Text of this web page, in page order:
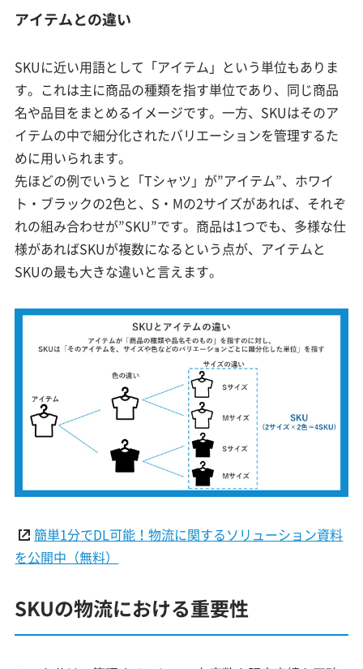
アイテムとの違い
SKUに近い用語として「アイテム」という単位もありま
す。これは主に商品の種類を指す単位であり、同じ商品
名や品目をまとめるイメージです。一方、SKUはそのア
イテムの中で細分化されたバリエーションを管理するた
めに用いられます。
先ほどの例でいうと「Tシャツ」が”アイテム”、ホワイ
ト・ブラックの2色と、S・Mの2サイズがあれば、それぞ
れの組み合わせが”SKU”です。商品は1つでも、多様な仕
様があればSKUが複数になるという点が、アイテムと
SKUの最も大きな違いと言えます。
簡単1分でDL可能！物流に関するソリューション資料
を公開中（無料）
SKUの物流における重要性